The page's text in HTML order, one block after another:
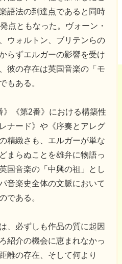
語法の到達点であると同時
点ともなった。ヴォーン・
ウォルトン、ブリテンらの
らずエルガーの影響を受け
彼の存在は英国音楽の「モ
もある。
《第2番》における構築性
ナード》や《序奏とアレグ
精緻さも、エルガーが単な
まらぬことを雄弁に物語っ
国音楽の「中興の祖」とし
音楽史全体の文脈において
である。
、必ずしも作品の質に起因
紹介の機会に恵まれなかっ
離の存在、そして何より